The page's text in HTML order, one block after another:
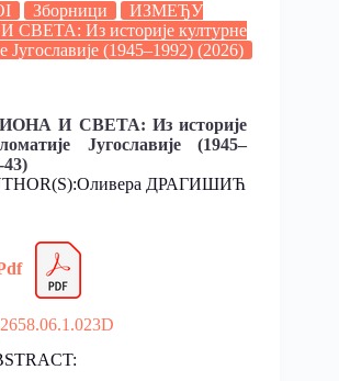
Зборници
ИЗМЕЂУ
Из историје културне
Југославије (1945–1992) (2026)
И СВЕТА: Из историје
Југославије (1945–
43)
ДРАГИШИЋ